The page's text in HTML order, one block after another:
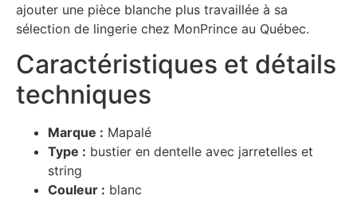
ajouter une pièce blanche plus travaillée à sa
sélection de lingerie chez MonPrince au Québec.
Caractéristiques et détails
techniques
Marque : Mapalé
Type : bustier en dentelle avec jarretelles et
string
Couleur : blanc